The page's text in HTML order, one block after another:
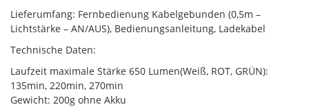
Lieferumfang: Fernbedienung Kabelgebunden (0,5m –
Lichtstärke – AN/AUS), Bedienungsanleitung, Ladekabel
Technische Daten:
Laufzeit maximale Stärke 650 Lumen(Weiß, ROT, GRÜN):
135min, 220min, 270min
Gewicht: 200g ohne Akku